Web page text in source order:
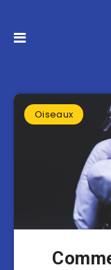
Oiseaux